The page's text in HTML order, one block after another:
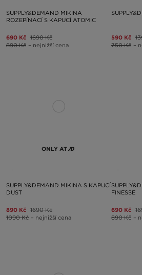
SUPPLY&DEMAND MIKINA
ROZEPÍNACÍ S KAPUCÍ ATOMIC
690 Kč 1690 Kč
890 Kč – nejnižší cena
590 Kč
750 Kč –
ONLY AT
SUPPLY&DEMAND MIKINA S KAPUCÍ
DUST
890 Kč 1690 Kč
1090 Kč – nejnižší cena
FINESSE
690 Kč
890 Kč –